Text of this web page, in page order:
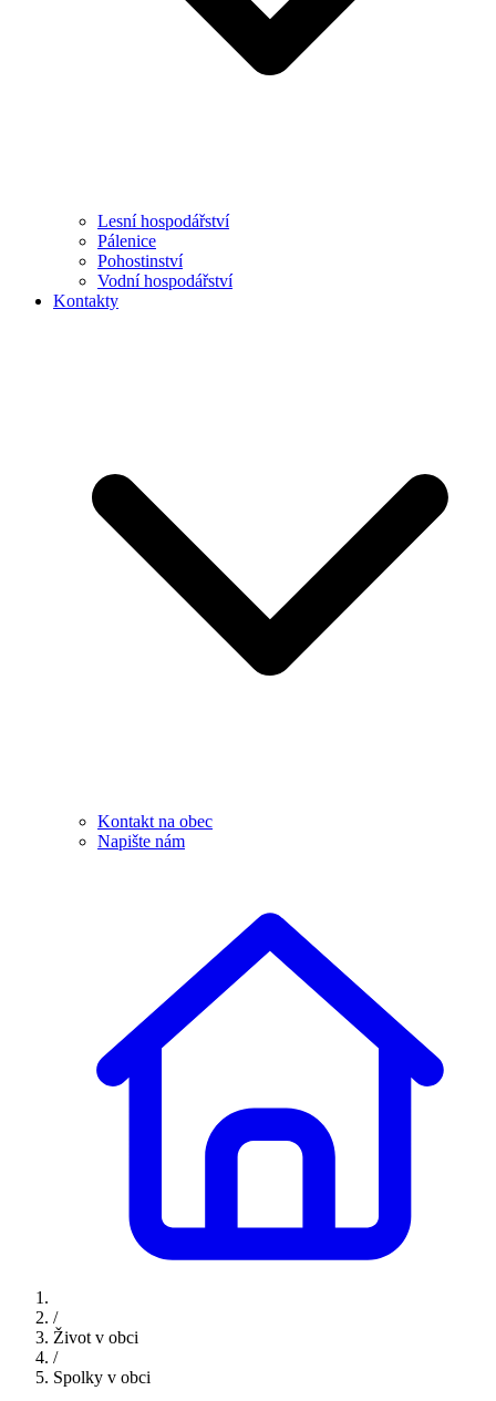
Lesní hospodářství
Pálenice
Pohostinství
Vodní hospodářství
Kontakty
Kontakt na obec
Napište nám
/
Život v obci
/
Spolky v obci